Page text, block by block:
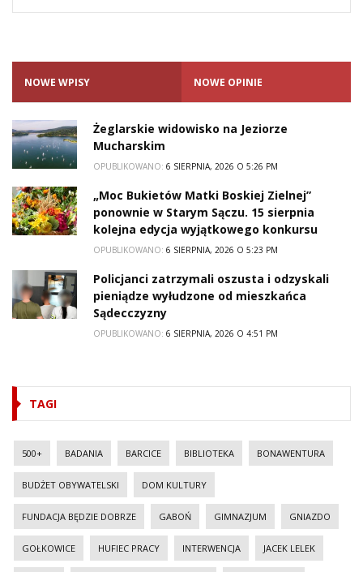
NOWE WPISY NOWE OPINIE
Żeglarskie widowisko na Jeziorze
Mucharskim
OPUBLIKOWANO: 6 SIERPNIA, 2026 O 5:26 PM
„Moc Bukietów Matki Boskiej Zielnej”
ponownie w Starym Sączu. 15 sierpnia
kolejna edycja wyjątkowego konkursu
OPUBLIKOWANO: 6 SIERPNIA, 2026 O 5:23 PM
Policjanci zatrzymali oszusta i odzyskali
pieniądze wyłudzone od mieszkańca
Sądecczyzny
OPUBLIKOWANO: 6 SIERPNIA, 2026 O 4:51 PM
TAGI
500+ BADANIA BARCICE BIBLIOTEKA BONAWENTURA
BUDŻET OBYWATELSKI DOM KULTURY
FUNDACJA BĘDZIE DOBRZE GABOŃ GIMNAZJUM GNIAZDO
GOŁKOWICE HUFIEC PRACY INTERWENCJA JACEK LELEK